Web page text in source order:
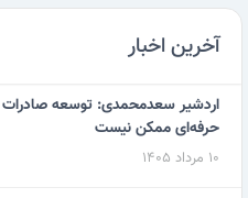
آخرین اخبار
اردشیر سعدمحمدی: توسعه
حرفه‌ای ممکن نیست
۱۰ مرداد ۱۴۰۵